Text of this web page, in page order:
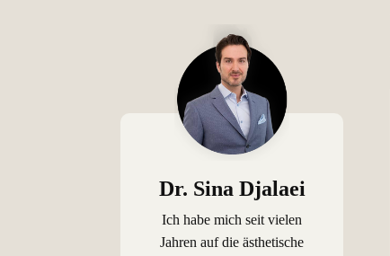
Dr. Sina Djalaei
Ich habe mich seit vielen
Jahren auf die ästhetische